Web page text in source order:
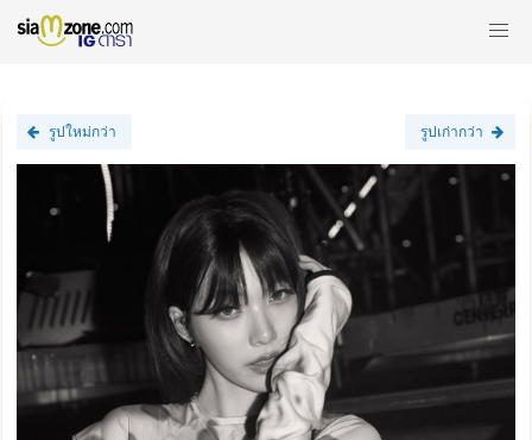
รูปใหม่กว่า รูปเก่ากว่า